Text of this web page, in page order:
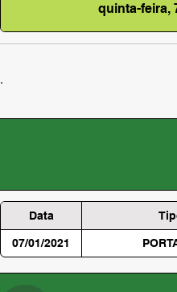
quinta-feira,
Data
07/01/2021